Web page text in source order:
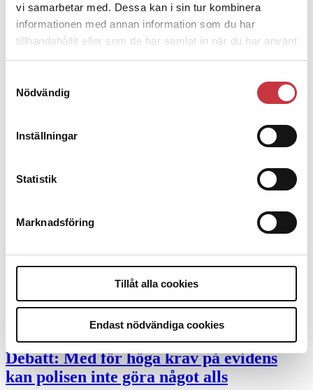
vi samarbetar med. Dessa kan i sin tur kombinera
informationen med annan information som du har
tillhandahållit eller som de har samlat in när du har använt
deras tjänster.
Nödvändig
Inställningar
Statistik
Marknadsföring
Tillåt alla cookies
Endast nödvändiga cookies
Polisregionen erkänner fel: ”Kommer att
rättas till”
Desktopannnons
Slutreplik:
motiv
Det är inte evidenskrav som
bakbinder polisen
Debatt:Med för höga krav på evidens
kan polisen inte göra något alls